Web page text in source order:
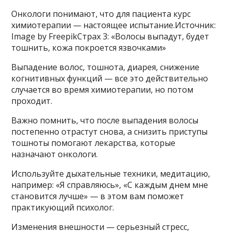
Онкологи понимают, что для пациента курс
химиотерапии — настоящее испытание.Источник:
Image by FreepikСтрах 3: «Волосы выпадут, будет
тошнить, кожа покроется язвочками»
Выпадение волос, тошнота, диарея, снижение
когнитивных функций — все это действительно
случается во время химиотерапии, но потом
проходит.
Важно помнить, что после выпадения волосы
постепенно отрастут снова, а снизить приступы
тошноты помогают лекарства, которые
назначают онкологи.
Используйте дыхательные техники, медитацию,
например: «Я справляюсь», «С каждым днем мне
становится лучше» — в этом вам поможет
практикующий психолог.
Изменения внешности — серьезный стресс,